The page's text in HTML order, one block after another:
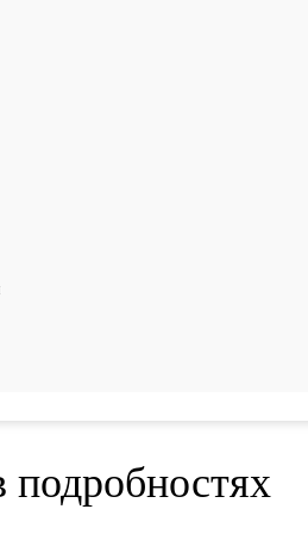
подробностях